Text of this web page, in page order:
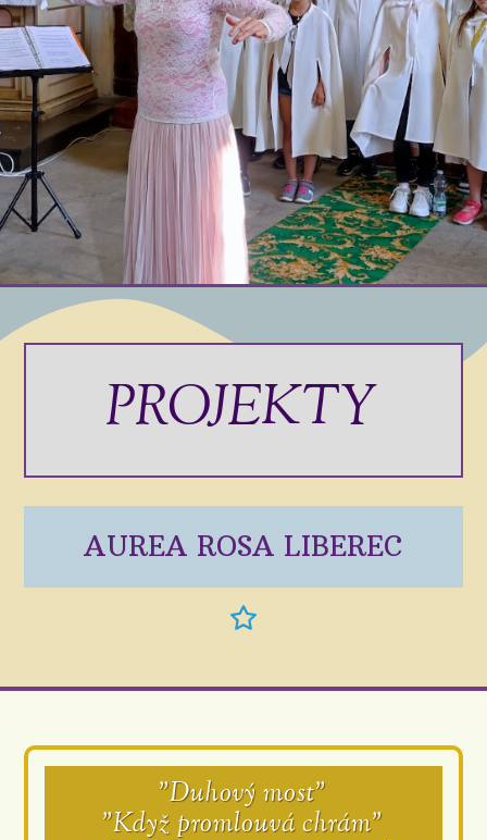
PROJEKTY
AUREA ROSA LIBEREC
"Duhový most"
"Když promlouvá chrám"